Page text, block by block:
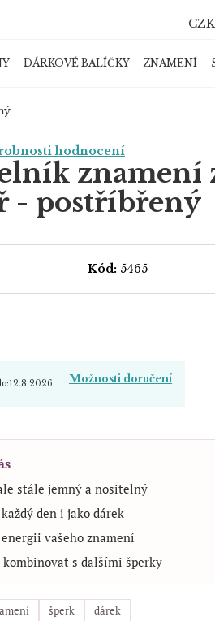
DÁRKOVÉ BALÍČKY ZNAMENÍ
CZK
hodnocení
znamení
- postříbřený
Kód: 5465
12.8.2026 Možnosti doručení
stále jemný a nositelný
den i jako dárek
vašeho znamení
kombinovat s dalšími šperky
šperk dárek